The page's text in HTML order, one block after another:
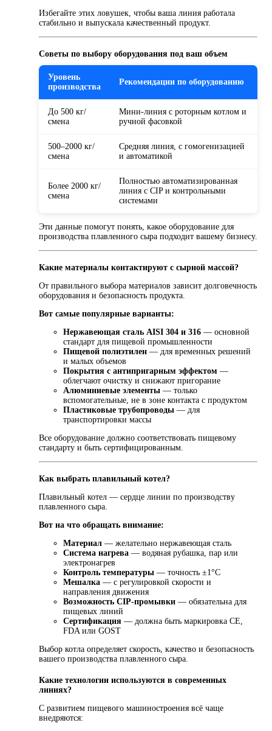
Избегайте этих ловушек, чтобы ваша линия работала
стабильно и выпускала качественный продукт.
Советы по выбору оборудования под ваш объем
Уровень
производства
Рекомендации по оборудованию
До 500 кг/
смена
Мини-линия с роторным котлом и
ручной фасовкой
500–2000 кг/
смена
Средняя линия, с гомогенизацией
и автоматикой
Более 2000 кг/
смена
Полностью автоматизированная
линия с CIP и контрольными
системами
Эти данные помогут понять, какое оборудование для
производства плавленного сыра подходит вашему бизнесу.
Какие материалы контактируют с сырной массой?
От правильного выбора материалов зависит долговечность
оборудования и безопасность продукта.
Вот самые популярные варианты:
Нержавеющая сталь AISI 304 и 316 — основной
стандарт для пищевой промышленности
Пищевой полиэтилен — для временных решений
и малых объемов
Покрытия с антипригарным эффектом —
облегчают очистку и снижают пригорание
Алюминиевые элементы — только
вспомогательные, не в зоне контакта с продуктом
Пластиковые трубопроводы — для
транспортировки массы
Все оборудование должно соответствовать пищевому
стандарту и быть сертифицированным.
Как выбрать плавильный котел?
Плавильный котел — сердце линии по производству
плавленного сыра.
Вот на что обращать внимание:
Материал — желательно нержавеющая сталь
Система нагрева — водяная рубашка, пар или
электронагрев
Контроль температуры — точность ±1°C
Мешалка — с регулировкой скорости и
направления движения
Возможность CIP-промывки — обязательна для
пищевых линий
Сертификация — должна быть маркировка CE,
FDA или GOST
Выбор котла определяет скорость, качество и безопасность
вашего производства плавленного сыра.
Какие технологии используются в современных
линиях?
С развитием пищевого машиностроения всё чаще
внедряются: